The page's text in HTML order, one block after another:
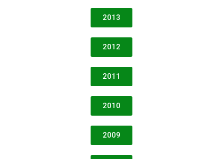
2013
2012
2011
2010
2009